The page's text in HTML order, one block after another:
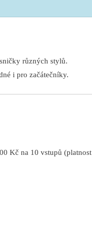
různých stylů.
i pro začátečníky.
Kč na 10 vstupů (platnost